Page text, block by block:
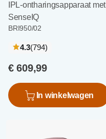
IPL-ontharingsapparaat met
SenseIQ
BRI950/02
4.3(794recensies
)
€ 609,99
In winkelwagen